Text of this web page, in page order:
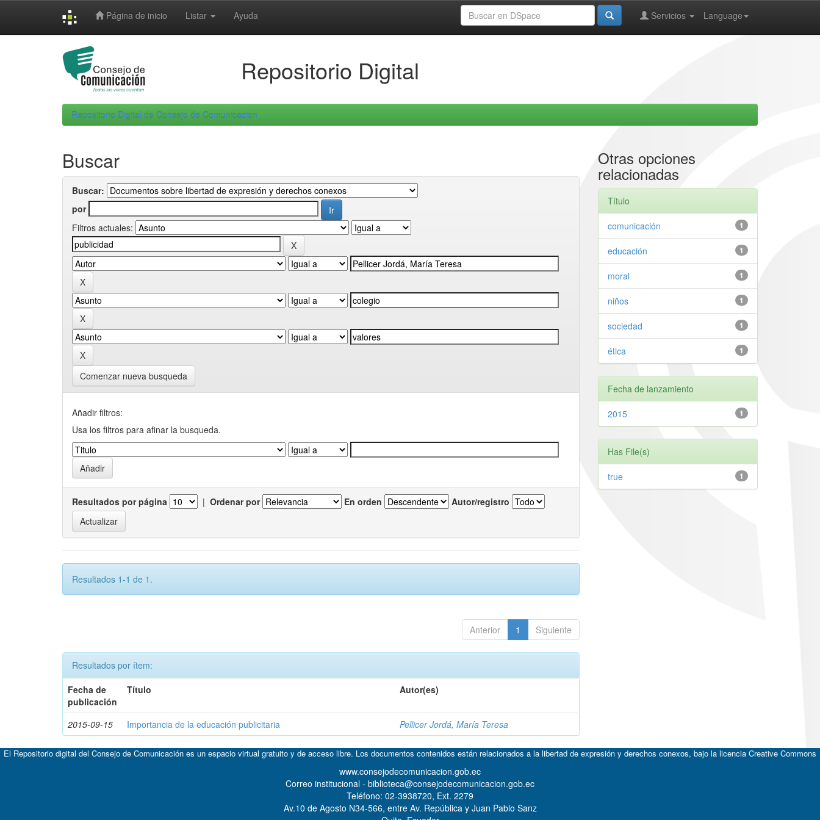
Página de inicio Listar Ayuda Language
Servicios
Repositorio Digital
Repositorio Digital de Consejo de Comunicacion
Buscar
Buscar:
por
Filtros actuales:
Comenzar nueva busqueda
Añadir filtros:
Usa los filtros para afinar la busqueda.
Resultados por página | Ordenar por En orden Autor/registro
Resultados 1-1 de 1.
Anterior 1 Siguiente
Resultados por ítem:
Fecha de
publicación
Título Autor(es)
2015-09-15 Importancia de la educación publicitaria Pellicer Jordá, María Teresa
Otras opciones
relacionadas
Título
1
comunicación
1
educación
1
moral
1
niños
1
sociedad
1
ética
Fecha de lanzamiento
1
2015
Has File(s)
1
true
El Repositorio digital del Consejo de Comunicación es un espacio virtual gratuito y de acceso libre. Los documentos contenidos están relacionados a la libertad de expresión y derechos conexos, bajo la licencia Creative Commons
www.consejodecomunicacion.gob.ec
Correo institucional - biblioteca@consejodecomunicacion.gob.ec
Teléfono: 02-3938720, Ext. 2279
Av.10 de Agosto N34-566, entre Av. República y Juan Pablo Sanz